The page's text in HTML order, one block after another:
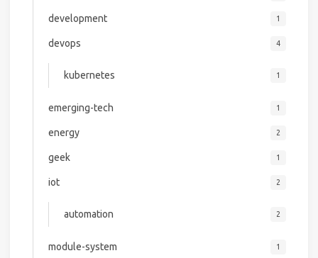
development 1
devops 4
kubernetes 1
emerging-tech 1
energy 2
geek 1
iot 2
automation 2
module-system 1